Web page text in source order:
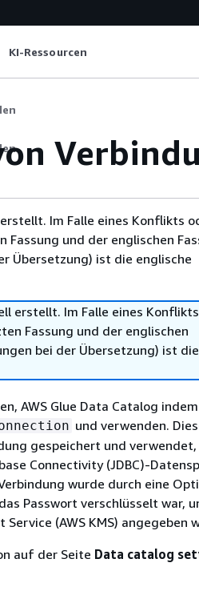
KI-Ressourcen
Im Falle eines Konflikts
und der englischen
Übersetzung) ist die englische
erstellt. Im Falle eines
Fassung und der englischen
bei der Übersetzung) ist die
AWS Glue Data Catalog indem
und verwenden.
gespeichert und verwendet,
Connectivity (JDBC)-
wurde durch eine
Passwort verschlüsselt war,
(AWS KMS) angegeben
auf der Seite Data catalog